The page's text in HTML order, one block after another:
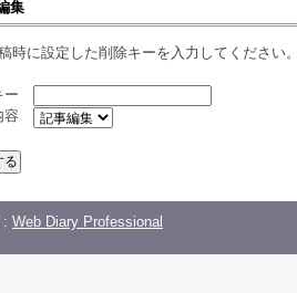
集
時に設定した削除キーを入力してください
ー
容
: Web Diary Professional